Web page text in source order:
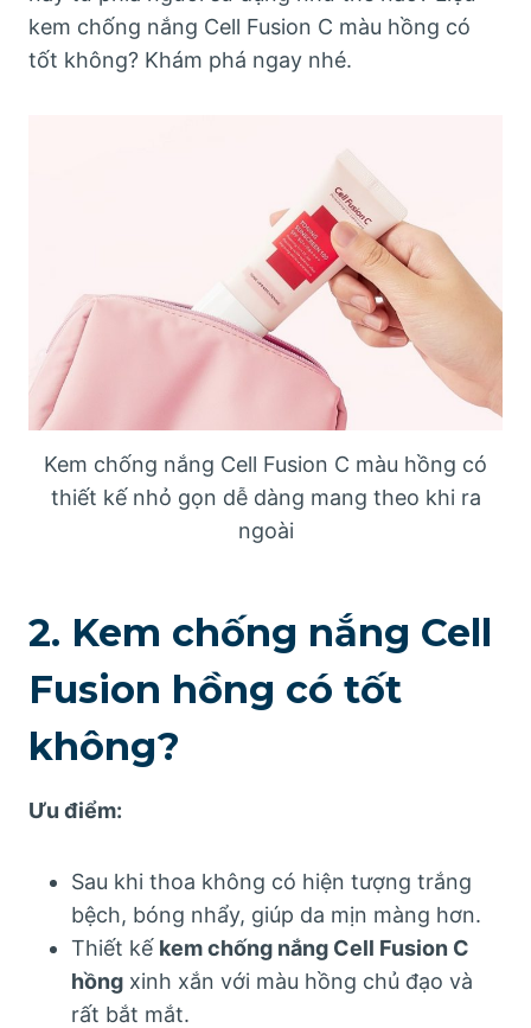
kem chống nắng Cell Fusion C màu hồng có
tốt không? Khám phá ngay nhé.
Kem chống nắng Cell Fusion C màu hồng có
thiết kế nhỏ gọn dễ dàng mang theo khi ra
ngoài
2. Kem chống nắng Cell
Fusion hồng có tốt
không?
Ưu điểm:
Sau khi thoa không có hiện tượng trắng
bệch, bóng nhẩy, giúp da mịn màng hơn.
Thiết kế kem chống nắng Cell Fusion C
hồng xinh xắn với màu hồng chủ đạo và
rất bắt mắt.